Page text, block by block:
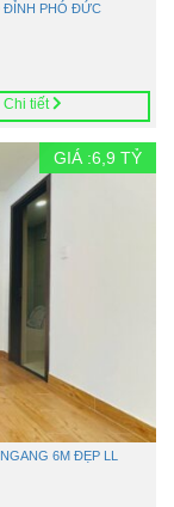
ĐỈNH PHÓ ĐỨC
Chi tiết
GIÁ :6,9 TỶ
6M ĐẸP LL